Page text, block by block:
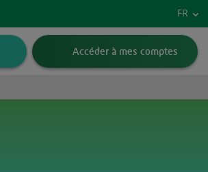
FR
Accéder à mes comptes